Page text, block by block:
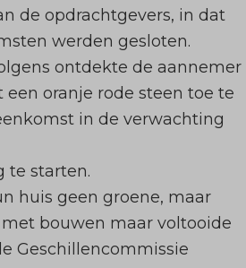
de opdrachtgevers, in dat
werden gesloten.
ontdekte de aannemer
oranje rode steen toe te
in de verwachting
te starten.
huis geen groene, maar
bouwen maar voltooide
Geschillencommissie